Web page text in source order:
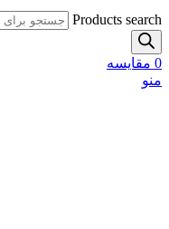
Products search
0 مقایسه
منو